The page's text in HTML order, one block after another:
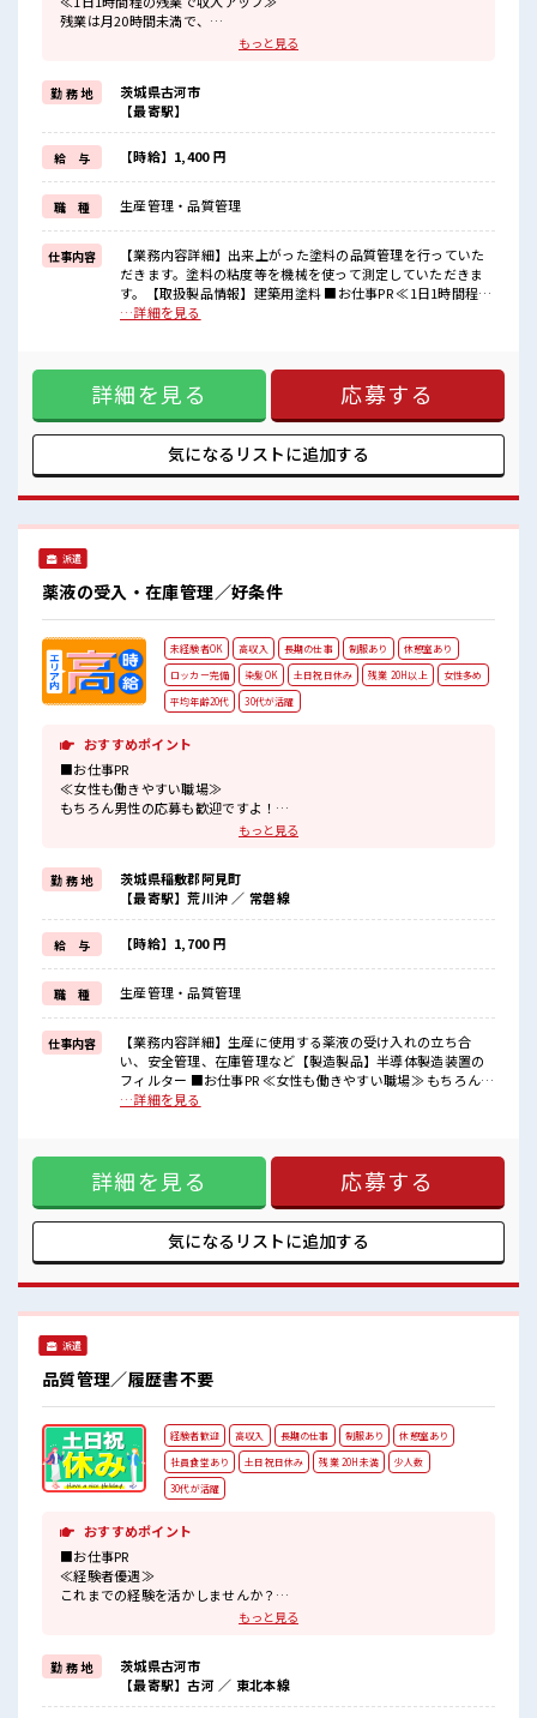
残業は月20時間未満で、
週末は家族や友人と一緒にプライベート満喫！
≪モチベーションもUP≫
派手過ぎなければ髪型や髪色自由♪
(規定有)≪動きやすい制服アリ≫
制服があるので、
毎日の服装の悩み解消♪
≪未経験でも活躍できる≫
新しいことにチャレンジするのは不安だけど、
しっかり働く環境が整っています！
イチからスキルUP・ステップUP目指していきましょう！
■職場の雰囲気
一緒に働く仲間ともなじみやすい少人数の職場☆
モチベーションもUP！
20代の若い世代がたくさん活躍中の活気ある職場！
もっと見る
勤 務 地
茨城県古河市
【最寄駅】
給 与 【時給】1,400 円
職 種 生産管理・品質管理
仕事内容
【業務内容詳細】出来上がった塗料の品質管理を行っていた
だきます。塗料の粘度等を機械を使って測定していただきま
す。【取扱製品情報】建築用塗料 ■お仕事PR ≪1日1時間程の
残業で収入アップ≫ 残業は月20時間未満で、 ほどよく稼げま
自由♪ (規定有)≪動きやすい制服アリ≫ 制服があるので、 毎
日の服装の悩み解消♪ ≪未経験でも活躍できる≫ 新しいこと
にチャレンジするのは不安だけど、 しっかり働く環境が整っ
ています！ イチからスキルUP・ステップUP目指していきま
しょう！ ■職場の雰囲気 一緒に働く仲間ともなじみやすい少
人数の職場☆ 髪型・髪色自由♪ 派手過ぎなければOKだか
中の活気ある職場！
…詳細を見る
詳細を見る 応募する
気になるリストに追加する
派遣
薬液の受入・在庫管理／好条件
未経験者OK 高収入 長期の仕事 制服あり
休憩室あり
ロッカー完備
染髪OK 土日祝日休み 残業 20H以上
女性多め
平均年齢20代
30代が活躍
おすすめポイント
■お仕事PR
≪女性も働きやすい職場≫
もちろん男性の応募も歓迎ですよ！
残業は月20時間以上あります♪
≪完全週休二日制≫
週末は家族や友人と一緒にプライベート満喫！
≪モチベーションもUP≫
派手過ぎなければ髪型や髪色自由♪
(規定有)制服があると毎日の服選びに悩まずOK♪
≪未経験の方も大カンゲイ≫
新しいことにチャレンジするのは不安だけど、
しっかり働く環境が整っています！
イチからスキルUP・ステップUP目指していきましょう！
■職場の雰囲気
女性が多い職場ですが男女は問いません！
≪20代の方が多数活躍中の職場≫
もっと見る
勤 務 地
茨城県稲敷郡阿見町
【最寄駅】荒川沖 ／ 常磐線
給 与 【時給】1,700 円
職 種 生産管理・品質管理
仕事内容
【業務内容詳細】生産に使用する薬液の受け入れの立ち合
い、安全管理、在庫管理など【製造製品】半導体製造装置の
フィルター ■お仕事PR ≪女性も働きやすい職場≫ もちろん男
性の応募も歓迎ですよ！ ≪残業で稼げる≫ 高収入を希望され
チベーションもUP≫ 派手過ぎなければ髪型や髪色自由♪ (規
定有)制服があると毎日の服選びに悩まずOK♪ ≪未経験の方
も大カンゲイ≫ 新しいことにチャレンジするのは不安だけ
ど、 しっかり働く環境が整っています！ イチからスキルUP・
ステップUP目指していきましょう！ ■職場の雰囲気 女性が多
い職場ですが男女は問いません！ 応募お待ちしております！
Point☆ ≪20代の方が多数活躍中の職場≫
…詳細を見る
詳細を見る 応募する
気になるリストに追加する
派遣
品質管理／履歴書不要
経験者歓迎 高収入 長期の仕事 制服あり
休憩室あり
社員食堂あり
土日祝日休み 残業 20H未満
少人数
30代が活躍
おすすめポイント
■お仕事PR
≪経験者優遇≫
これまでの経験を活かしませんか？
≪適度な残業でお給料UP≫
残業は月20時間未満で、
ほどよく稼げます♪
≪完全週休二日制≫
もっと見る
勤 務 地
茨城県古河市
【最寄駅】古河 ／ 東北本線